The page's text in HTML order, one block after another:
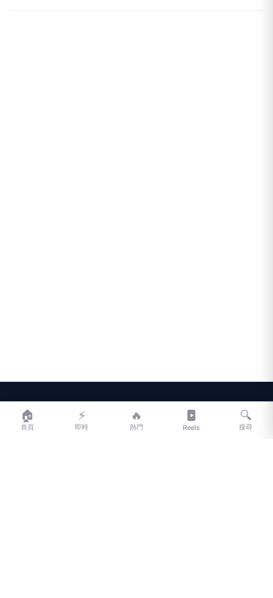
LIFE
LIFE 生活網是台灣領先的生活資訊平台，提供即時新聞、生活、健康、
🏠
首頁
⚡
即時
🔥
熱門 Reels
🔍
搜尋